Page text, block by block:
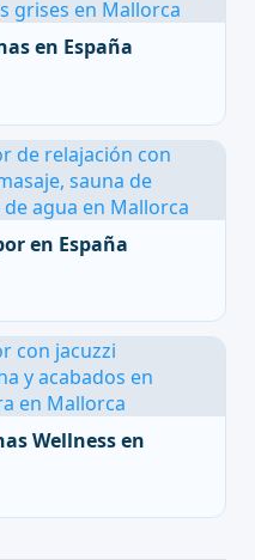
en España
en España
Wellness en